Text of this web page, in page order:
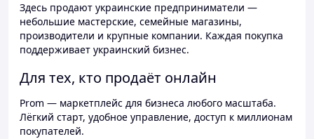
Здесь продают украинские предприниматели —
небольшие мастерские, семейные магазины,
производители и крупные компании. Каждая покупка
поддерживает украинский бизнес.
Для тех, кто продаёт онлайн
Prom — маркетплейс для бизнеса любого масштаба.
Лёгкий старт, удобное управление, доступ к миллионам
покупателей.